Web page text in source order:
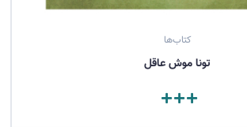
کتاب‌ها
تونا موش عاقل
مشاهده کتاب